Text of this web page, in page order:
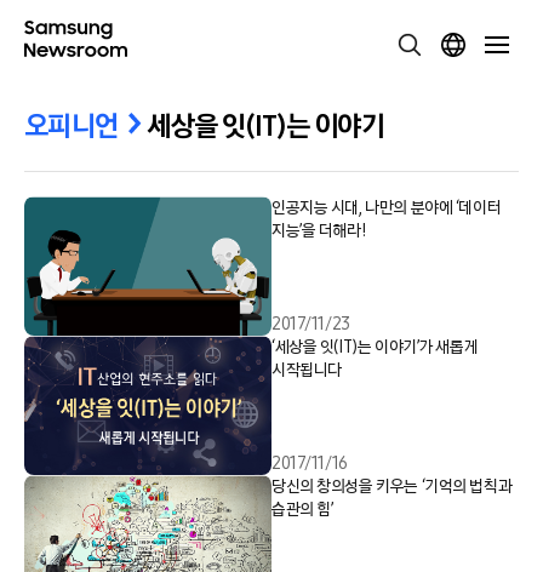
오피니언 세상을 잇(IT)는 이야기
인공지능 시대, 나만의 분야에 ‘데이터
지능’을 더해라!
2017/11/23
‘세상을 잇(IT)는 이야기’가 새롭게
시작됩니다
2017/11/16
당신의 창의성을 키우는 ‘기억의 법칙과
습관의 힘’